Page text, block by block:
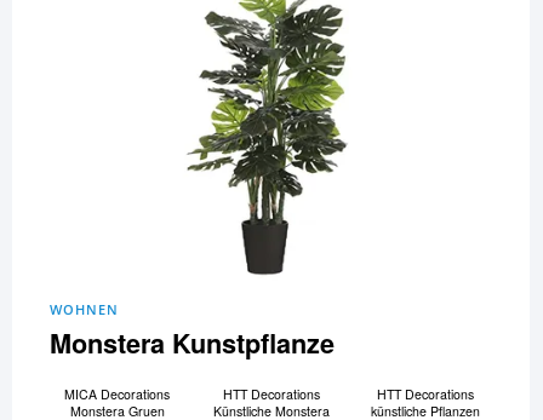
WOHNEN
Monstera Kunstpflanze
MICA Decorations
Monstera Gruen
HTT Decorations
Künstliche Monstera
HTT Decorations
künstliche Pflanzen